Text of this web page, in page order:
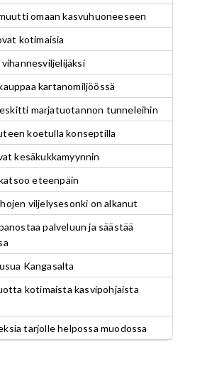
omaan kasvuhuoneeseen
kotimaisia
kartanomiljöössä
marjatuotannon tunneleihin
koetulla konseptilla
kesäkukkamyynnin
eteenpäin
viljelysesonki on alkanut
palveluun ja säästää
Kangasalta
kotimaista kasvipohjaista
tarjolle helpossa muodossa